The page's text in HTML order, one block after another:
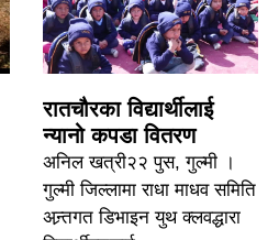
रातचौरका विद्यार्थीलाई
न्यानो कपडा वितरण
अनिल खत्री२२ पुस, गुल्मी ।
गुल्मी जिल्लामा राधा माधव समिति
अन्र्तगत डिभाइन युथ क्लवद्धारा